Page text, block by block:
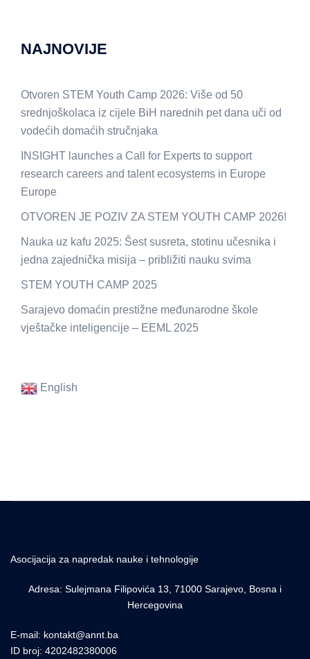
NAJNOVIJE
Otvoren STEM Youth Camp 2026: Više od 50
srednjoškolaca iz cijele BiH narednih pet dana uči od
vodećih domaćih stručnjaka
INSIGHT launches a Call for Experts to support
research careers and talent ecosystems in Europe
Europe
OTVOREN JE POZIV ZA STEM YOUTH CAMP 2026!
Nauka uz kafu 2025: Šest susreta, stotinu učesnika i
jedna zajednička misija – približiti nauku svima
STEM YOUTH CAMP 2025
Sarajevo domaćin prestižne međunarodne škole
vještačke inteligencije – EEML 2025
English
Asocijacija za napredak nauke i tehnologije
Adresa: Sulejmana Filipovića 13, 71000 Sarajevo, Bosna i
Hercegovina
E-mail: kontakt@annt.ba
ID broj: 4202482380006